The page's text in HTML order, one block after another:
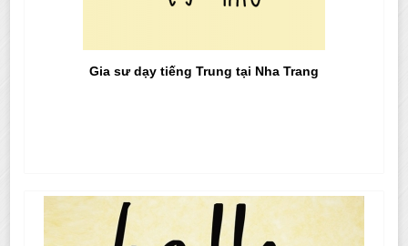
Gia sư dạy tiếng Trung tại Nha Trang